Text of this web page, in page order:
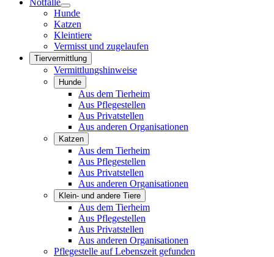
Hunde
Katzen
Kleintiere
Vermisst und zugelaufen
Tiervermittlung
Vermittlungshinweise
Hunde
Aus dem Tierheim
Aus Pflegestellen
Aus Privatstellen
Aus anderen Organisationen
Katzen
Aus dem Tierheim
Aus Pflegestellen
Aus Privatstellen
Aus anderen Organisationen
Klein- und andere Tiere
Aus dem Tierheim
Aus Pflegestellen
Aus Privatstellen
Aus anderen Organisationen
Pflegestelle auf Lebenszeit gefunden